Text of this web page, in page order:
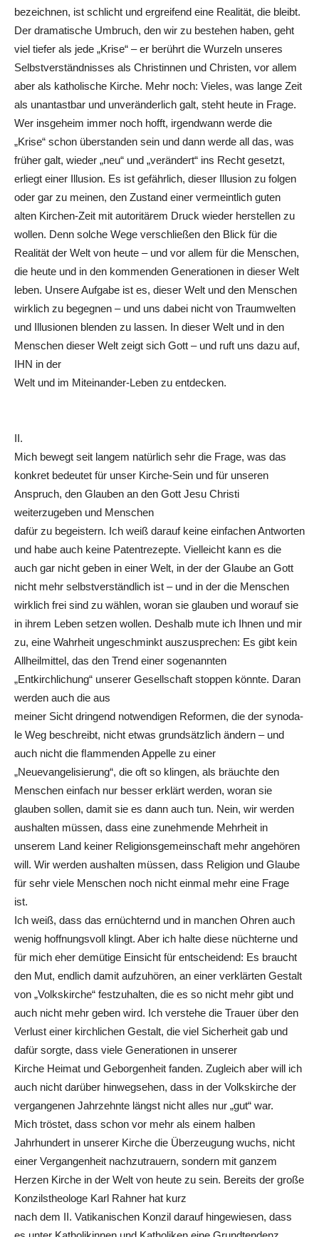
bezeichnen, ist schlicht und ergreifend eine Realität, die bleibt.
Der dramatische Umbruch, den wir zu bestehen haben, geht
viel tiefer als jede „Krise“ – er berührt die Wurzeln unseres
Selbstverständnisses als Christinnen und Christen, vor allem
aber als katholische Kirche. Mehr noch: Vieles, was lange Zeit
als unantastbar und unveränderlich galt, steht heute in Frage.
Wer insgeheim immer noch hofft, irgendwann werde die
„Krise“ schon überstanden sein und dann werde all das, was
früher galt, wieder „neu“ und „verändert“ ins Recht gesetzt,
erliegt einer Illusion. Es ist gefährlich, dieser Illusion zu folgen
oder gar zu meinen, den Zustand einer vermeintlich guten
alten Kirchen-Zeit mit autoritärem Druck wieder herstellen zu
wollen. Denn solche Wege verschließen den Blick für die
Realität der Welt von heute – und vor allem für die Menschen,
die heute und in den kommenden Generationen in dieser Welt
leben. Unsere Aufgabe ist es, dieser Welt und den Menschen
wirklich zu begegnen – und uns dabei nicht von Traumwelten
und Illusionen blenden zu lassen. In dieser Welt und in den
Menschen dieser Welt zeigt sich Gott – und ruft uns dazu auf,
IHN in der
Welt und im Miteinander-Leben zu entdecken.
II.
Mich bewegt seit langem natürlich sehr die Frage, was das
konkret bedeutet für unser Kirche-Sein und für unseren
Anspruch, den Glauben an den Gott Jesu Christi
weiterzugeben und Menschen
dafür zu begeistern. Ich weiß darauf keine einfachen Antworten
und habe auch keine Patentrezepte. Vielleicht kann es die
auch gar nicht geben in einer Welt, in der der Glaube an Gott
nicht mehr selbstverständlich ist – und in der die Menschen
wirklich frei sind zu wählen, woran sie glauben und worauf sie
in ihrem Leben setzen wollen. Deshalb mute ich Ihnen und mir
zu, eine Wahrheit ungeschminkt auszusprechen: Es gibt kein
Allheilmittel, das den Trend einer sogenannten
„Entkirchlichung“ unserer Gesellschaft stoppen könnte. Daran
werden auch die aus
meiner Sicht dringend notwendigen Reformen, die der synoda-
le Weg beschreibt, nicht etwas grundsätzlich ändern – und
auch nicht die ﬂammenden Appelle zu einer
„Neuevangelisierung“, die oft so klingen, als bräuchte den
Menschen einfach nur besser erklärt werden, woran sie
glauben sollen, damit sie es dann auch tun. Nein, wir werden
aushalten müssen, dass eine zunehmende Mehrheit in
unserem Land keiner Religionsgemeinschaft mehr angehören
will. Wir werden aushalten müssen, dass Religion und Glaube
für sehr viele Menschen noch nicht einmal mehr eine Frage
ist.
Ich weiß, dass das ernüchternd und in manchen Ohren auch
wenig hoffnungsvoll klingt. Aber ich halte diese nüchterne und
für mich eher demütige Einsicht für entscheidend: Es braucht
den Mut, endlich damit aufzuhören, an einer verklärten Gestalt
von „Volkskirche“ festzuhalten, die es so nicht mehr gibt und
auch nicht mehr geben wird. Ich verstehe die Trauer über den
Verlust einer kirchlichen Gestalt, die viel Sicherheit gab und
dafür sorgte, dass viele Generationen in unserer
Kirche Heimat und Geborgenheit fanden. Zugleich aber will ich
auch nicht darüber hinwegsehen, dass in der Volkskirche der
vergangenen Jahrzehnte längst nicht alles nur „gut“ war.
Mich tröstet, dass schon vor mehr als einem halben
Jahrhundert in unserer Kirche die Überzeugung wuchs, nicht
einer Vergangenheit nachzutrauern, sondern mit ganzem
Herzen Kirche in der Welt von heute zu sein. Bereits der große
Konzilstheologe Karl Rahner hat kurz
nach dem II. Vatikanischen Konzil darauf hingewiesen, dass